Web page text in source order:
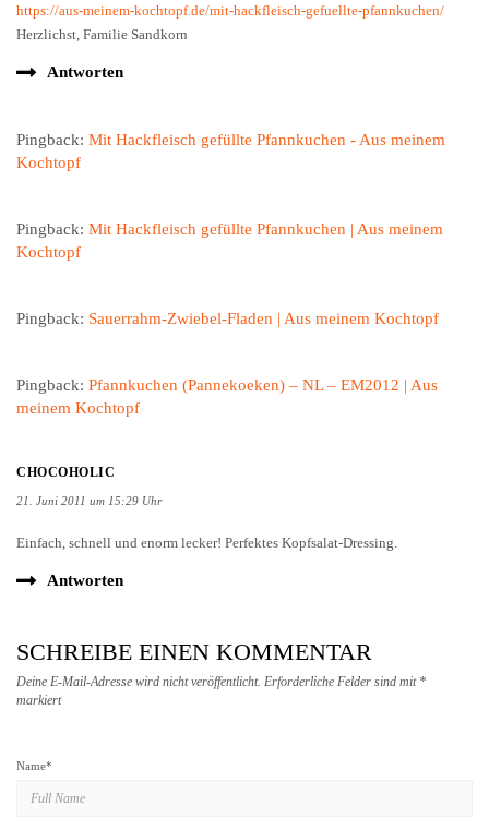
https://aus-meinem-kochtopf.de/mit-hackfleisch-gefuellte-pfannkuchen/
Herzlichst, Familie Sandkorn
Antworten
Pingback: Mit Hackfleisch gefüllte Pfannkuchen - Aus meinem
Kochtopf
Pingback: Mit Hackfleisch gefüllte Pfannkuchen | Aus meinem
Kochtopf
Pingback: Sauerrahm-Zwiebel-Fladen | Aus meinem Kochtopf
Pingback: Pfannkuchen (Pannekoeken) – NL – EM2012 | Aus
meinem Kochtopf
CHOCOHOLIC
21. Juni 2011 um 15:29 Uhr
Einfach, schnell und enorm lecker! Perfektes Kopfsalat-Dressing.
Antworten
SCHREIBE EINEN KOMMENTAR
Deine E-Mail-Adresse wird nicht veröffentlicht. Erforderliche Felder sind mit *
markiert
Name*